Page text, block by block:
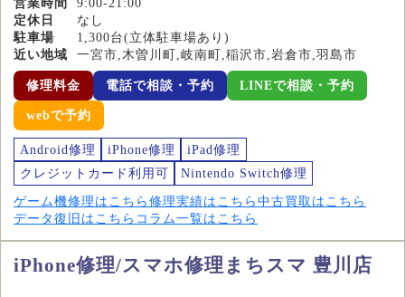
営業時間
9:00-21:00
定休日
なし
駐車場
1,300台(立体駐車場あり)
近い地域
一宮市,木曽川町,岐南町,稲沢市,岩倉市,羽島市
修理料金 電話で相談・予約 LINEで相談・予約
webで予約
Android修理 iPhone修理
iPad修理
クレジットカード利用可
Nintendo Switch修理
ゲーム機修理はこちら 修理実績はこちら 中古買取はこちら
データ復旧はこちら コラム一覧はこちら
iPhone修理/スマホ修理まちスマ 豊川店